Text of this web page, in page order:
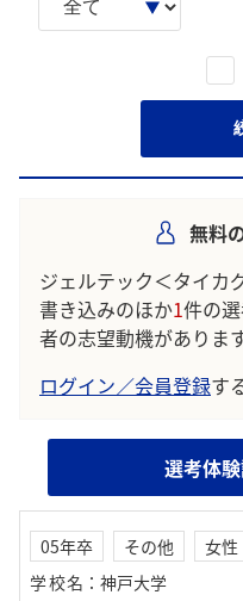
無料
ジェルテック＜タイカ
書き込みのほか1件の選
者の志望動機があります
ログイン／会員登録す
選考体
05年卒 その他
女性
学校名 ： 神戸大学